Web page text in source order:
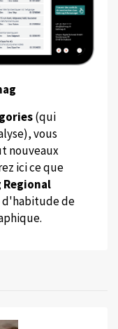
(qui
vous
nouveaux
ici ce que
d'habitude de